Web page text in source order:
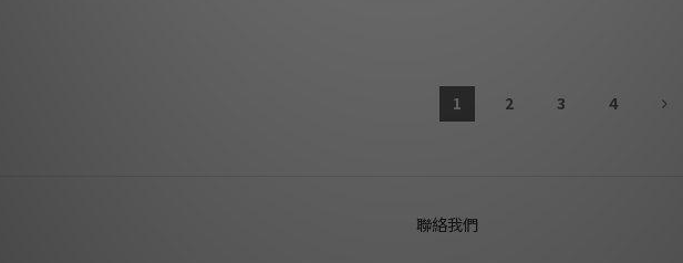
1 2 3 4
聯絡我們